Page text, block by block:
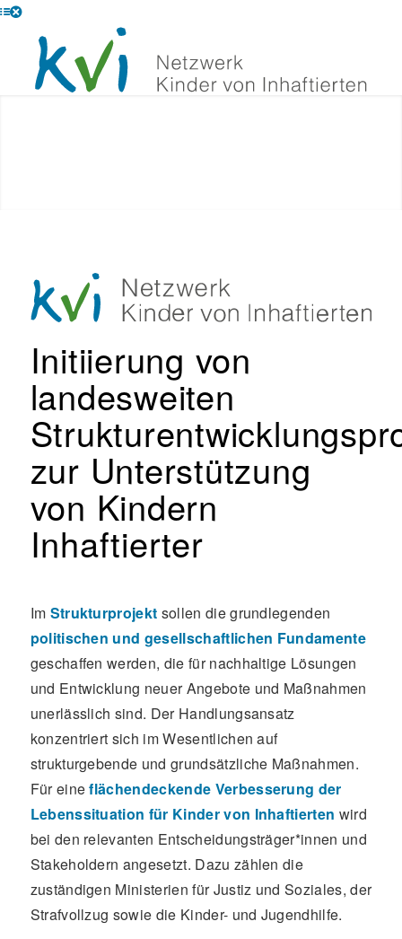
Initiierung von
landesweiten
zur Unterstützung
von Kindern
Inhaftierter
Im Strukturprojekt sollen die grundlegenden
politischen und gesellschaftlichen Fundamente
geschaffen werden, die für nachhaltige Lösungen
und Entwicklung neuer Angebote und Maßnahmen
unerlässlich sind. Der Handlungsansatz
konzentriert sich im Wesentlichen auf
strukturgebende und grundsätzliche Maßnahmen.
Für eineflächendeckende Verbesserung der
Lebenssituation für Kinder von Inhaftierten wird
bei den relevanten Entscheidungsträger*innen und
Stakeholdern angesetzt. Dazu zählen die
zuständigen Ministerien für Justiz und Soziales, der
Strafvollzug sowie die Kinder- und Jugendhilfe.